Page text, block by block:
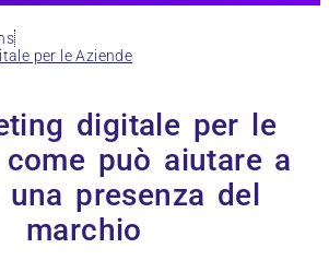
per le Aziende
digitale per le
come può aiutare a
una presenza del
marchio